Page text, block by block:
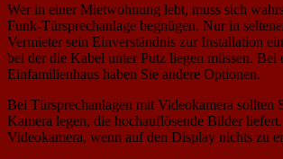
Wer in einer Mietwohnung lebt, muss sich
Funk-Türsprechanlage begnügen. Nur in
Vermieter sein Einverständnis zur Installation
bei der die Kabel unter Putz liegen müssen. Bei
Einfamilienhaus haben Sie andere Optionen.
Bei Türsprechanlagen mit Videokamera sollten
Kamera legen, die hochauflösende Bilder
Videokamera, wenn auf den Display nichts zu